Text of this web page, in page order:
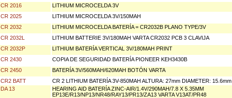
CR 2016
LITHIUM MICROCELDA 3V
CR 2025
LITHIUM MICROCELDA 3V/150MAH
CR 2032
LITHIUM MICROCELDA BATERÍA = CR2032B PLANO TYPE/3V
CR 2032L
LITHIUM BATTERIE 3V/180MAH VARTA CR2032 PCB 3 CLAVIJA
CR 2032P
LITHIUM BATERÍA VERTICAL 3V/180MAH PRINT
CR 2430
COPIA DE SEGURIDAD BATERÍA PIONEER KEH3430B
CR 2450
BATERÍA 3V/560MAH/620MAH BOTÓN VARTA
CR2 BATT
CR 2 LITHIUM BATERÍA 3V-850MAH ALTURA: 27mm DIAMETER: 15.6mm
DA 13
HEARING AID BATERÍA ZINC-AIR/1.4V/290MAH/7.8 X 5.35MM
EP13E/R13/NP13/NR48/RAY13/PR13/ZA13 VARTA V13AT/PR48